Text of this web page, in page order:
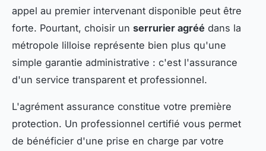
appel au premier intervenant disponible peut être
forte. Pourtant, choisir un serrurier agréé dans la
métropole lilloise représente bien plus qu'une
simple garantie administrative : c'est l'assurance
d'un service transparent et professionnel.
L'agrément assurance constitue votre première
protection. Un professionnel certifié vous permet
de bénéficier d'une prise en charge par votre